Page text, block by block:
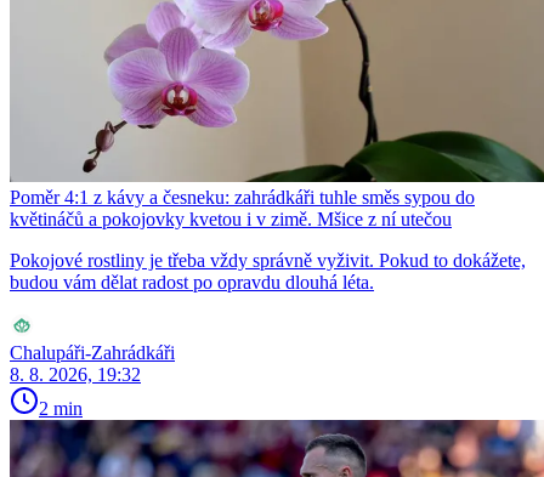
Poměr 4:1 z kávy a česneku: zahrádkáři tuhle směs sypou do
květináčů a pokojovky kvetou i v zimě. Mšice z ní utečou
Pokojové rostliny je třeba vždy správně vyživit. Pokud to dokážete,
budou vám dělat radost po opravdu dlouhá léta.
Chalupáři-Zahrádkáři
8. 8. 2026, 19:32
2 min